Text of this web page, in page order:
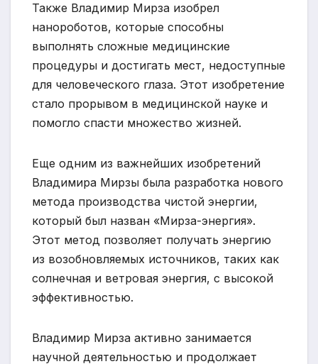
Также Владимир Мирза изобрел
нанороботов, которые способны
выполнять сложные медицинские
процедуры и достигать мест, недоступные
для человеческого глаза. Этот изобретение
стало прорывом в медицинской науке и
помогло спасти множество жизней.
Еще одним из важнейших изобретений
Владимира Мирзы была разработка нового
метода производства чистой энергии,
который был назван «Мирза-энергия».
Этот метод позволяет получать энергию
из возобновляемых источников, таких как
солнечная и ветровая энергия, с высокой
эффективностью.
Владимир Мирза активно занимается
научной деятельностью и продолжает